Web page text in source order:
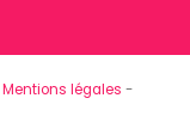
Mentions légales -